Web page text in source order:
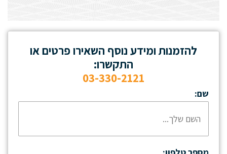
להזמנות ומידע נוסף השאירו פרטים או
התקשרו:
03-330-2121
שם: